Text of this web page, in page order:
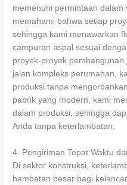
memenuhi permintaan dalam
memahami bahwa setiap
sehingga kami menawarkan
campuran aspal sesuai
proyek-proyek
jalan kompleks perumahan,
produksi tanpa
pabrik yang modern, kami
dalam produksi, sehingga
Anda tanpa keterlambatan.
4. Pengiriman Tepat Waktu
Di sektor konstruksi,
hambatan besar bagi